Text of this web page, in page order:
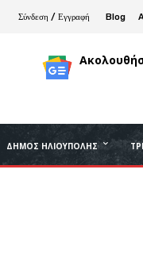
Σύνδεση / Εγγραφή Blog
ΔΉΜΟΣ ΗΛΙΟΎΠΟΛΗΣ